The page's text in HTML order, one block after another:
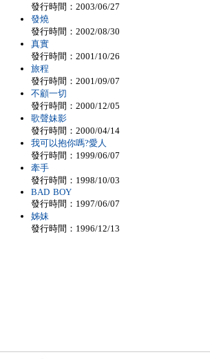
發行時間：2003/06/27
發燒
發行時間：2002/08/30
真實
發行時間：2001/10/26
旅程
發行時間：2001/09/07
不顧一切
發行時間：2000/12/05
歌聲妹影
發行時間：2000/04/14
我可以抱你嗎?愛人
發行時間：1999/06/07
牽手
發行時間：1998/10/03
BAD BOY
發行時間：1997/06/07
姊妹
發行時間：1996/12/13